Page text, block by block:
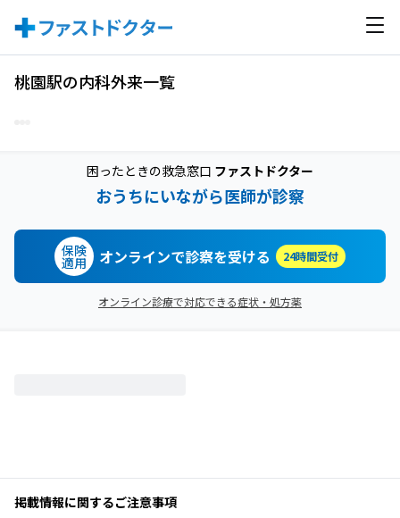
桃園駅の内科外来一覧
困ったときの救急窓口 ファストドクター
おうちにいながら医師が診察
保険
適用 オンラインで診察を受ける 24時間受付
オンライン診療で対応できる症状・処方薬
掲載情報に関するご注意事項